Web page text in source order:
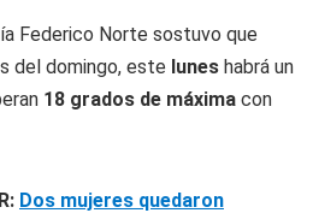
Federico Norte sostuvo que
del domingo, este lunes habrá un
18 grados de máxima con
Dos mujeres quedaron